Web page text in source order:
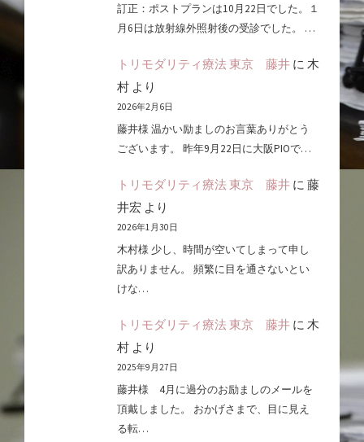
訂正：ポストプランは10月22日でした。１
月6日は放射線外照射後の受診でした。 …
トリモダリティ療法 東京 藤井に 木
村より
2026年2月6日
藤井様 温かい励ましのお言葉ありがとう
ございます。 昨年9月22日に大阪PIOで…
トリモダリティ療法 東京 藤井に 藤
井宏 より
2026年1月30日
木村様 少し、時間が空いてしまって申し
訳ありません。 頻繁に目を通さないとい
けな…
トリモダリティ療法 東京 藤井に 木
村より
2025年9月27日
藤井様 4月に過分のお励ましのメールを
頂戴しました。 おかげさまで、目に見え
る転…